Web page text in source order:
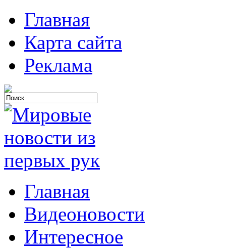
Главная
Карта сайта
Реклама
Главная
Видеоновости
Интересное